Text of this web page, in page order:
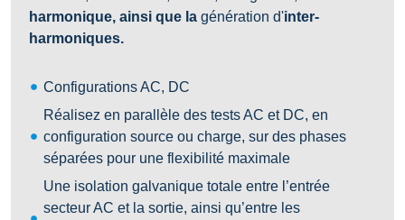
harmonique, ainsi que la génération d'inter-
harmoniques.
Configurations AC, DC
Réalisez en parallèle des tests AC et DC, en
configuration source ou charge, sur des phases
séparées pour une flexibilité maximale
Une isolation galvanique totale entre l’entrée
secteur AC et la sortie, ainsi qu’entre les